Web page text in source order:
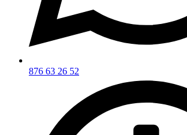
876 63 26 52